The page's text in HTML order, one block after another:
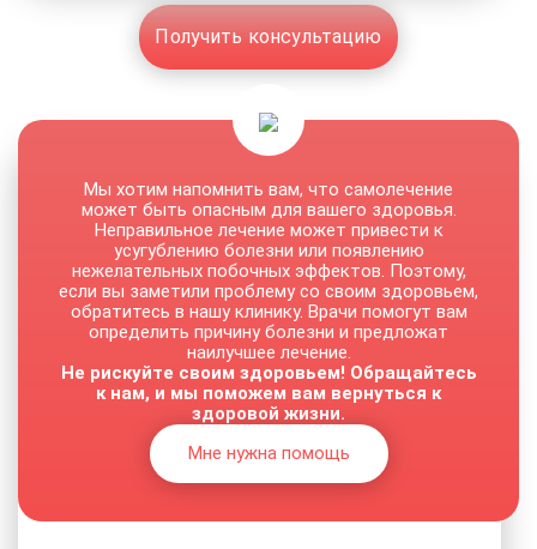
Получить консультацию
Мы хотим напомнить вам, что самолечение
может быть опасным для вашего здоровья.
Неправильное лечение может привести к
усугублению болезни или появлению
нежелательных побочных эффектов. Поэтому,
если вы заметили проблему со своим здоровьем,
обратитесь в нашу клинику. Врачи помогут вам
определить причину болезни и предложат
наилучшее лечение.
Не рискуйте своим здоровьем! Обращайтесь
к нам, и мы поможем вам вернуться к
здоровой жизни.
Мне нужна помощь